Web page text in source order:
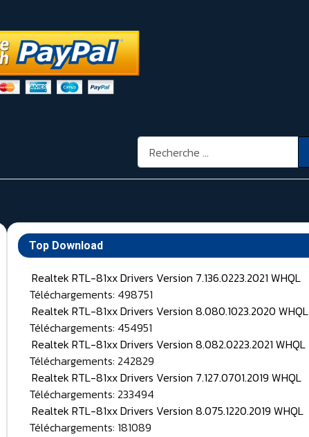
Rechercher
Top Download
Realtek RTL-81xx Drivers Version 7.136.0223.2021 WHQL
Téléchargements: 498751
Realtek RTL-81xx Drivers Version 8.080.1023.2020 WHQL
Téléchargements: 454951
Realtek RTL-81xx Drivers Version 8.082.0223.2021 WHQL
Téléchargements: 242829
Realtek RTL-81xx Drivers Version 7.127.0701.2019 WHQL
Téléchargements: 233494
Realtek RTL-81xx Drivers Version 8.075.1220.2019 WHQL
Téléchargements: 181089